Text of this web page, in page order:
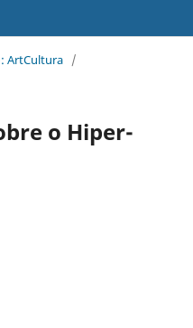
ArtCultura /
o Hiper-